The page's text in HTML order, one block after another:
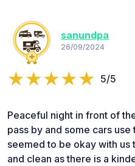
sanundpa
26/09/2024
5/5
Peaceful night in front of
pass by and some cars
seemed to be okay with
and clean as there is a